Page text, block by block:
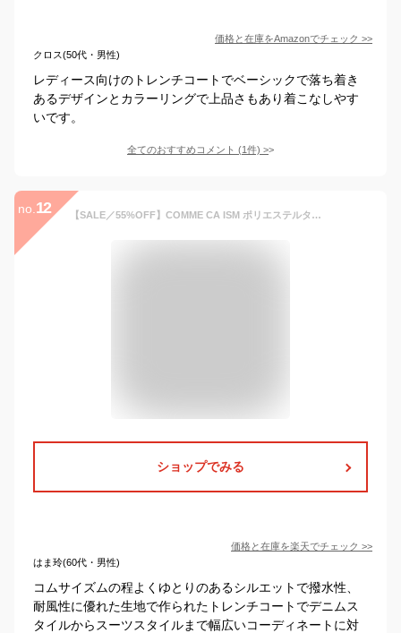
価格と在庫をAmazonでチェック >>
クロス(50代・男性)
レディース向けのトレンチコートでベーシックで落ち着き
あるデザインとカラーリングで上品さもあり着こなしやす
いです。
全てのおすすめコメント (1件) >
no. 12 【SALE／55%OFF】COMME CA ISM ポリエステルタフタ トレンチコート コムサイズム ジャケット・アウター トレンチコート ネイビー ベージュ【送料無料】
ショップでみる
価格と在庫を楽天でチェック >>
はま玲(60代・男性)
コムサイズムの程よくゆとりのあるシルエットで撥水性、
耐風性に優れた生地で作られたトレンチコートでデニムス
タイルからスーツスタイルまで幅広いコーディネートに対